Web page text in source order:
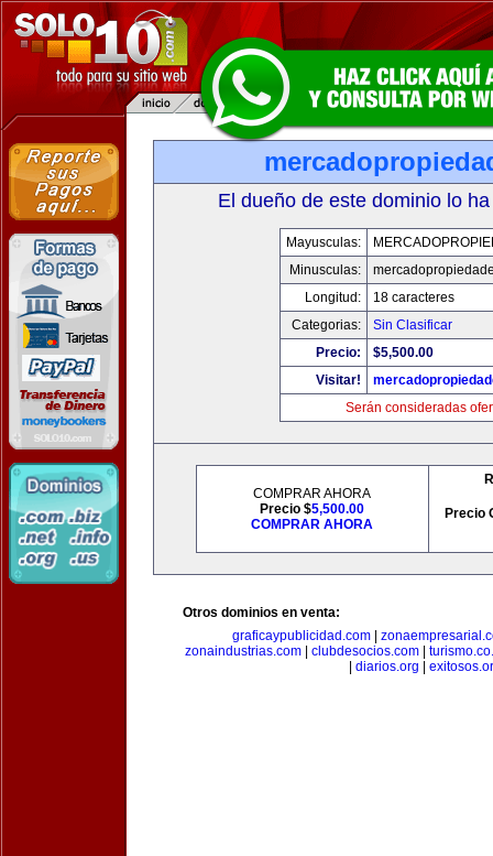
El dueño de este dominio lo
Mayusculas:
Minusculas:
Longitud:
18 caracteres
Categorias:
Sin Clasificar
Precio:
$5,500.00
Visitar!
Serán consideradas
COMPRAR AHORA
Precio $5,500.00
COMPRAR AHORA
Precio
Otros dominios en venta:
graficaypublicidad.com
zonaindustrias.com| clubdesocios.com|
diarios.org